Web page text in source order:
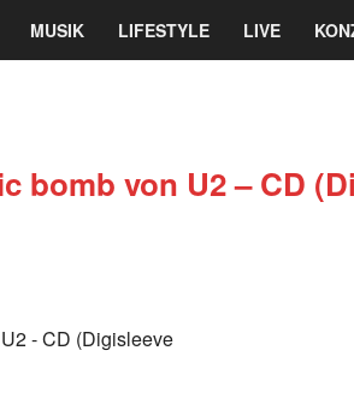
MUSIK LIFESTYLE LIVE
bomb von U2 – CD